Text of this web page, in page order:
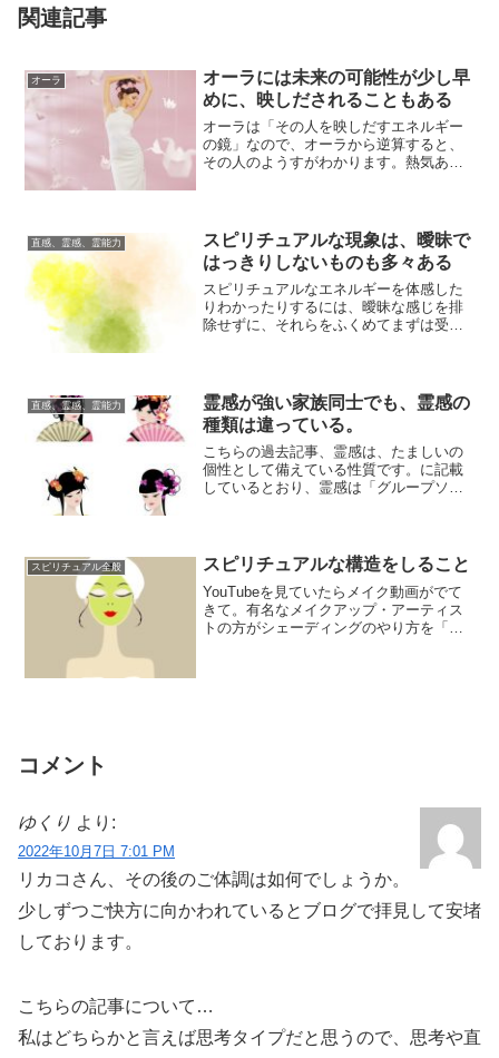
関連記事
オーラ
オーラには未来の可能性が少し早
めに、映しだされることもある
オーラは「その人を映しだすエネルギー
の鏡」なので、オーラから逆算すると、
その人のようすがわかります。熱気あふ
直感、霊感、霊能力
スピリチュアルな現象は、曖昧で
はっきりしないものも多々ある
スピリチュアルなエネルギーを体感した
りわかったりするには、曖昧な感じを排
除せずに、それらをふくめてまずは受け
直感、霊感、霊能力
霊感が強い家族同士でも、霊感の
種類は違っている。
こちらの過去記事、霊感は、たましいの
個性として備えている性質です。に記載
しているとおり、霊感は「グループソウ
スピリチュアル全般 スピリチュアルな構造をしること
YouTubeを見ていたらメイク動画がでて
きて。有名なメイクアップ・アーティス
トの方がシェーディングのやり方を「こ
コメント
ゆくり より:
2022年10月7日 7:01 PM
リカコさん、その後のご体調は如何でしょうか。
少しずつご快方に向かわれているとブログで拝見して安堵
しております。
こちらの記事について…
私はどちらかと言えば思考タイプだと思うので、思考や直